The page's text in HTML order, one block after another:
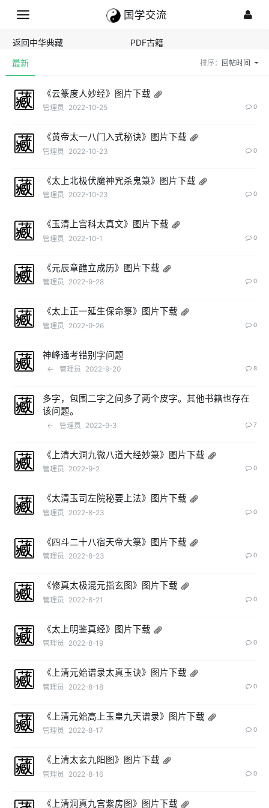
国学交流
返回中华典藏
PDF古籍
最新
排序： 回帖时间
《云篆度人妙经》图片下载
管理员 2022-10-25 0
《黄帝太一八门入式秘诀》图片下载
管理员 2022-10-23 0
《太上北极伏魔神咒杀鬼箓》图片下载
管理员 2022-10-23 0
《玉清上宫科太真文》图片下载
管理员 2022-10-1 0
《元辰章醮立成历》图片下载
管理员 2022-9-28 0
《太上正一延生保命箓》图片下载
管理员 2022-9-26 0
神峰通考错别字问题
← 管理员 2022-9-20 8
多字，包围二字之间多了两个皮字。其他书籍也存在
该问题。
← 管理员 2022-9-3 7
《上清大洞九微八道大经妙箓》图片下载
管理员 2022-9-2 0
《太清玉司左院秘要上法》图片下载
管理员 2022-8-23 0
《四斗二十八宿天帝大箓》图片下载
管理员 2022-8-23 0
《修真太极混元指玄图》图片下载
管理员 2022-8-21 0
《太上明鉴真经》图片下载
管理员 2022-8-19 0
《上清元始谱录太真玉诀》图片下载
管理员 2022-8-18 0
《上清元始高上玉皇九天谱录》图片下载
管理员 2022-8-17 0
《上清太玄九阳图》图片下载
管理员 2022-8-16 0
《上清洞真九宫紫房图》图片下载